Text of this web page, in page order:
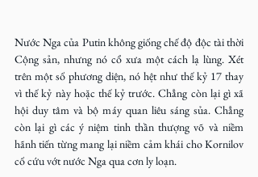
Nước Nga của Putin không giống chế độ độc tài thời
Cộng sản, nhưng nó cổ xưa một cách lạ lùng. Xét
trên một số phương diện, nó hệt như thế kỷ 17 thay
vì thế kỷ này hoặc thế kỷ trước. Chẳng còn lại gì xã
hội duy tâm và bộ máy quan liêu sáng sủa. Chẳng
còn lại gì các ý niệm tinh thần thượng võ và niềm
hãnh tiến từng mang lại niềm cảm khái cho Kornilov
cố cứu vớt nước Nga qua cơn ly loạn.